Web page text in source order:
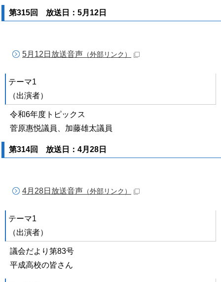
第315回 放送日：5月12日
5月12日放送音声 （外部リンク）
テーマ1
（出演者）
令和6年度トピックス
菅原惠悦議員、加藤雄太議員
第314回 放送日：4月28日
4月28日放送音声 （外部リンク）
テーマ1
（出演者）
議会だより第83号
平成高校の皆さん